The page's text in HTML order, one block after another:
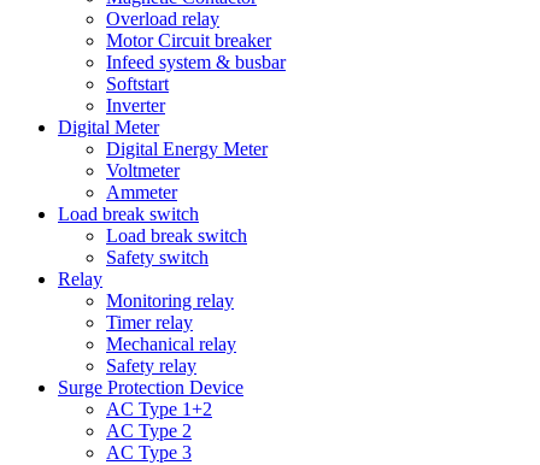
Overload relay
Motor Circuit breaker
Infeed system & busbar
Softstart
Inverter
Digital Meter
Digital Energy Meter
Voltmeter
Ammeter
Load break switch
Load break switch
Safety switch
Relay
Monitoring relay
Timer relay
Mechanical relay
Safety relay
Surge Protection Device
AC Type 1+2
AC Type 2
AC Type 3